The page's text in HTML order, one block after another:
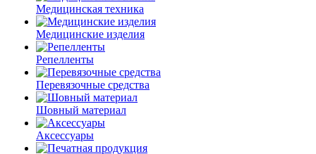
Медицинская техника
Медицинские изделия
Репелленты
Перевязочные средства
Шовный материал
Аксессуары